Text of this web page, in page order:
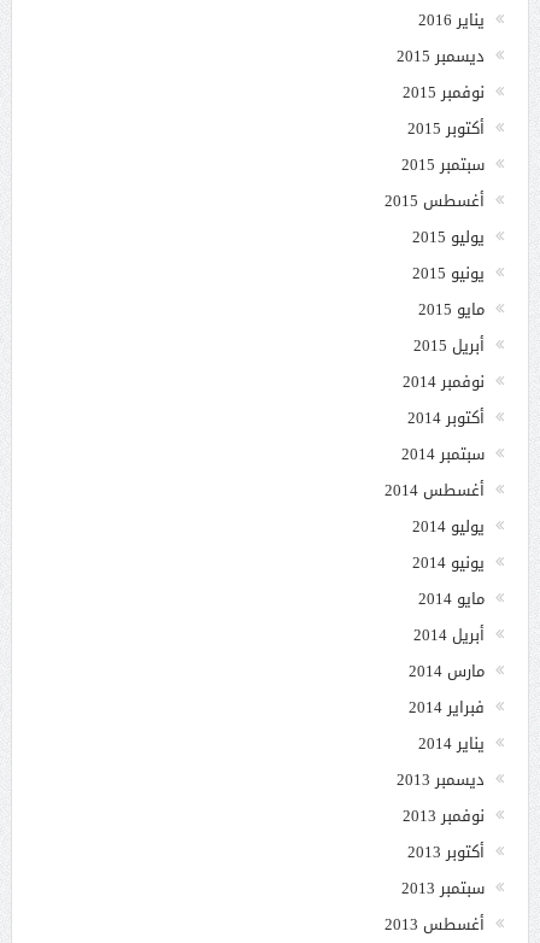
يناير 2016
ديسمبر 2015
نوفمبر 2015
أكتوبر 2015
سبتمبر 2015
أغسطس 2015
يوليو 2015
يونيو 2015
مايو 2015
أبريل 2015
نوفمبر 2014
أكتوبر 2014
سبتمبر 2014
أغسطس 2014
يوليو 2014
يونيو 2014
مايو 2014
أبريل 2014
مارس 2014
فبراير 2014
يناير 2014
ديسمبر 2013
نوفمبر 2013
أكتوبر 2013
سبتمبر 2013
أغسطس 2013